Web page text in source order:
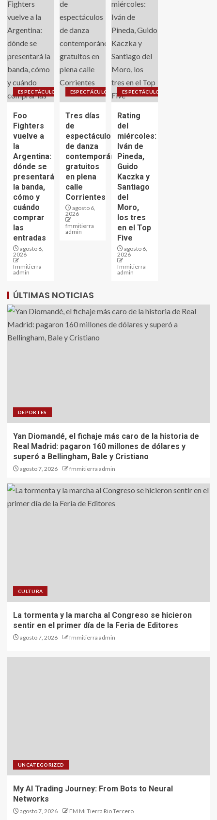
ESPECTÁCULO
Foo
Fighters
vuelve a
la
Argentina:
dónde se
presentará
la banda,
cómo y
cuándo
comprar
las
entradas
agosto 6,
2026
fmmitierra
admin
ESPECTÁCULO
Tres días
de
espectáculos
de danza
contemporánea
gratuitos
en plena
calle
Corrientes
agosto 6,
2026
fmmitierra
admin
ESPECTÁCULO
Rating
del
miércoles:
Iván de
Pineda,
Guido
Kaczka y
Santiago
del
Moro,
los tres
en el Top
Five
agosto 6,
2026
fmmitierra
admin
ÚLTIMAS NOTICIAS
DEPORTES
Yan Diomandé, el fichaje más caro de la historia de
Real Madrid: pagaron 160 millones de dólares y
superó a Bellingham, Bale y Cristiano
agosto 7, 2026 fmmitierra admin
CULTURA
La tormenta y la marcha al Congreso se hicieron
sentir en el primer día de la Feria de Editores
agosto 7, 2026 fmmitierra admin
UNCATEGORIZED
My AI Trading Journey: From Bots to Neural
Networks
agosto 7, 2026 FM Mi Tierra Rio Tercero